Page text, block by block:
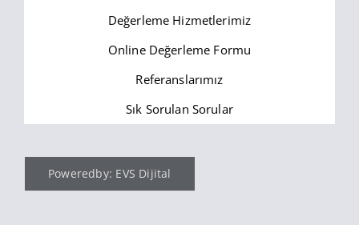
Değerleme Hizmetlerimiz
Online Değerleme Formu
Referanslarımız
Sık Sorulan Sorular
Poweredby: EVS Dijital